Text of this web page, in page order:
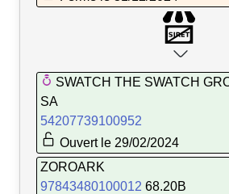
SWATCH THE SWATCH
SA
54207739100952
Ouvert le 29/02/2024
ZOROARK
97843480100012 68.20B